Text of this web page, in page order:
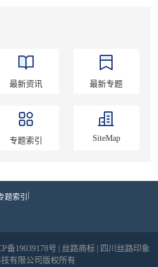
最新资讯 最新专题
专题索引 SiteMap
题索引
备19039178号 丝路商标
四川丝路印象
技有限公司版权所有